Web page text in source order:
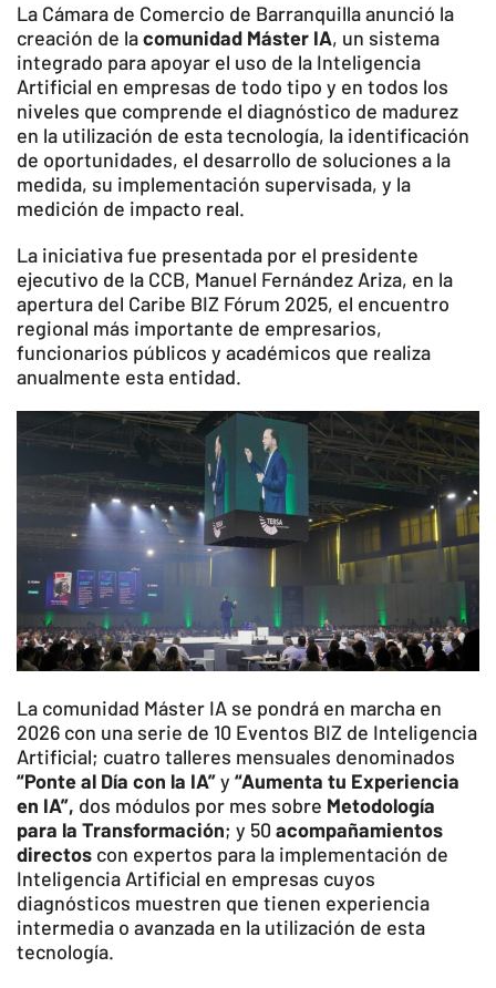
La Cámara de Comercio de Barranquilla anunció la
creación de lacomunidad Máster IA, un sistema
integrado para apoyar el uso de la Inteligencia
Artificial en empresas de todo tipo y en todos los
niveles que comprende el diagnóstico de madurez
en la utilización de esta tecnología, la identificación
de oportunidades, el desarrollo de soluciones a la
medida, su implementación supervisada, y la
medición de impacto real.
La iniciativa fue presentada por el presidente
ejecutivo de la CCB, Manuel Fernández Ariza, en la
apertura del Caribe BIZ Fórum 2025, el encuentro
regional más importante de empresarios,
funcionarios públicos y académicos que realiza
anualmente esta entidad.
La comunidad Máster IA se pondrá en marcha en
2026 con una serie de 10 Eventos BIZ de Inteligencia
Artificial; cuatro talleres mensuales denominados
“Ponte al Día con la IA”y “Aumenta tu Experiencia
en IA”, dos módulos por mes sobre Metodología
para la Transformación; y 50 acompañamientos
directos con expertos para la implementación de
Inteligencia Artificial en empresas cuyos
diagnósticos muestren que tienen experiencia
intermedia o avanzada en la utilización de esta
tecnología.